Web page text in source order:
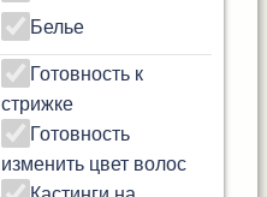
Белье
Готовность к
стрижке
Готовность
изменить цвет волос